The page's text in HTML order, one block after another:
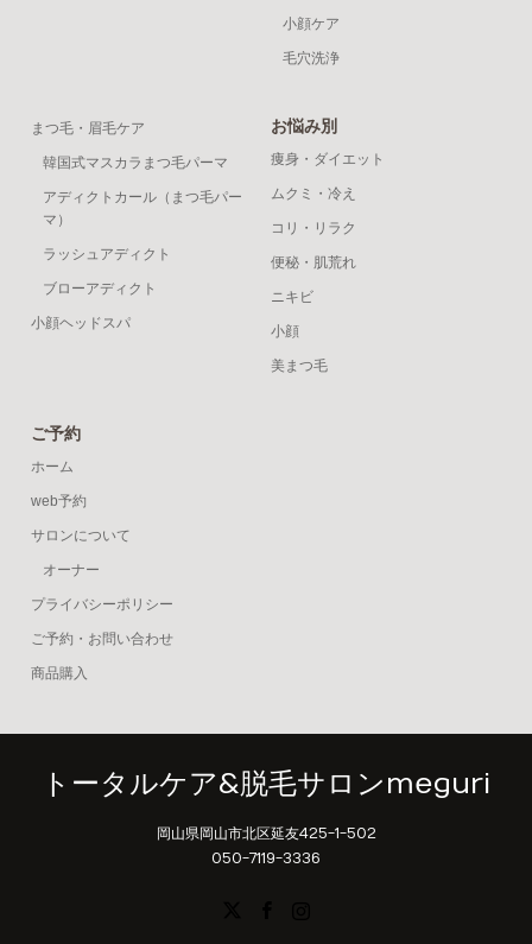
小顔ケア
毛穴洗浄
まつ毛・眉毛ケア
韓国式マスカラまつ毛パーマ
アディクトカール（まつ毛パー
マ）
ラッシュアディクト
ブローアディクト
小顔ヘッドスパ
お悩み別
痩身・ダイエット
ムクミ・冷え
コリ・リラク
便秘・肌荒れ
ニキビ
小顔
美まつ毛
ご予約
ホーム
web予約
サロンについて
オーナー
プライバシーポリシー
ご予約・お問い合わせ
商品購入
トータルケア&脱毛サロンmeguri
岡山県岡山市北区延友425-1-502
050-7119-3336